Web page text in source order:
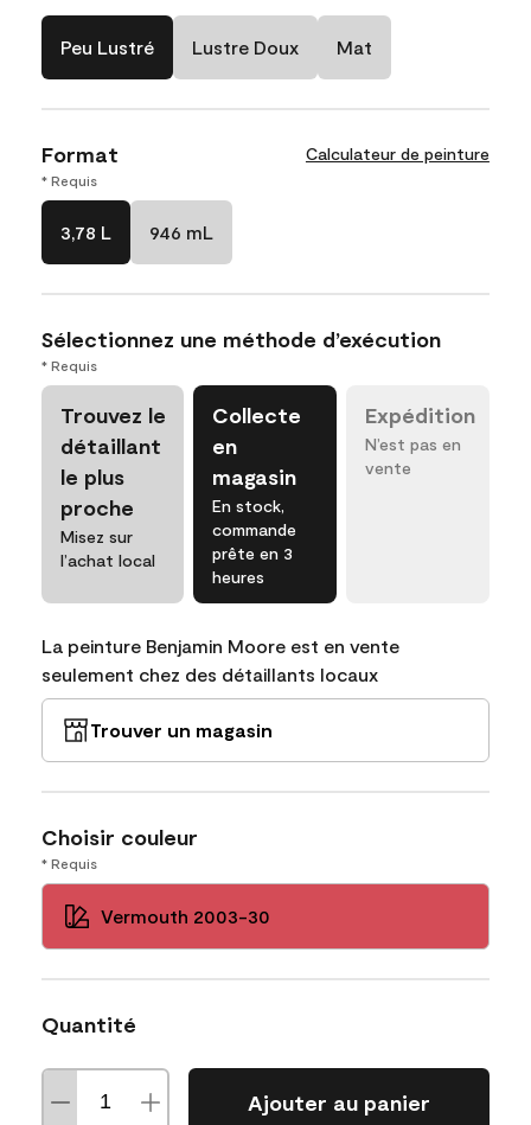
Peu Lustré Lustre Doux Mat
Format Calculateur de peinture
* Requis
3,78 L 946 mL
Sélectionnez une méthode d’exécution
* Requis
Trouvez le
détaillant
le plus
proche
Misez sur
l’achat local
Collecte
en
magasin
En stock,
commande
prête en 3
heures
Expédition
N’est pas en
vente
La peinture Benjamin Moore est en vente
seulement chez des détaillants locaux
Trouver un magasin
Choisir couleur
* Requis
Vermouth 2003-30
Quantité
Ajouter au panier